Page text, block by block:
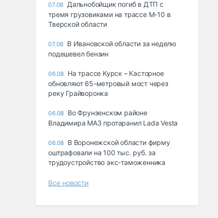
07.08 Дальнобойщик погиб в ДТП с
тремя грузовиками на трассе М-10 в
Тверской области
07.08 В Ивановской области за неделю
подешевел бензин
06.08 На трассе Курск – Касторное
обновляют 65-метровый мост через
реку Грайворонка
06.08 Во Фрунзенском районе
Владимира МАЗ протаранил Lada Vesta
06.08 В Воронежской области фирму
оштрафовали на 100 тыс. руб. за
трудоустройство экс-таможенника
Все новости